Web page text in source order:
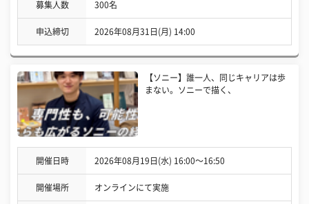
募集人数 300名
申込締切 2026年08月31日(月) 14:00
【ソニー】誰一人、同じキャリアは歩
まない。ソニーで描く、
開催日時 2026年08月19日(水) 16:00〜16:50
開催場所 オンラインにて実施